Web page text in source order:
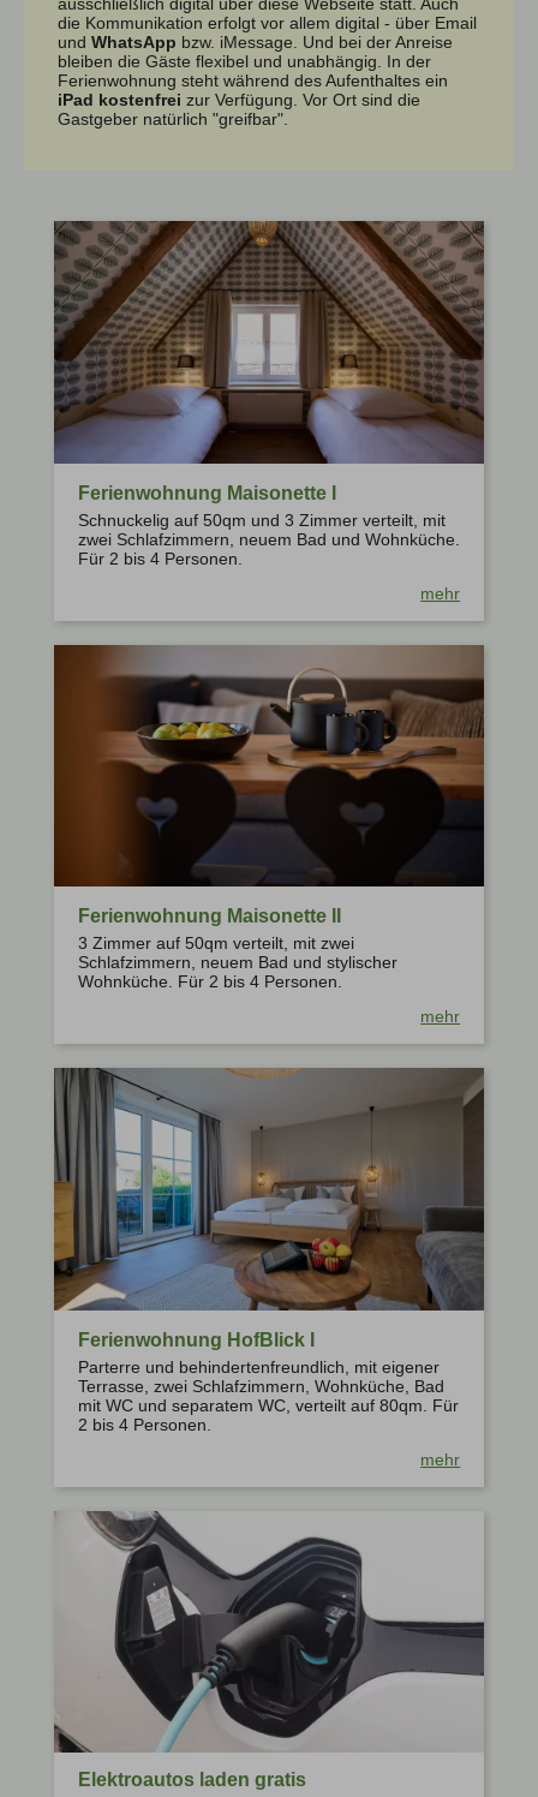
die Kommunikation erfolgt vor allem digital - über Email
und WhatsApp bzw. iMessage. Und bei der Anreise
bleiben die Gäste flexibel und unabhängig. In der
Ferienwohnung steht während des Aufenthaltes ein
iPad kostenfrei zur Verfügung. Vor Ort sind die
Gastgeber natürlich "greifbar".
Ferienwohnung Maisonette I
Schnuckelig auf 50qm und 3 Zimmer verteilt, mit
zwei Schlafzimmern, neuem Bad und Wohnküche.
Für 2 bis 4 Personen.
mehr
Ferienwohnung Maisonette II
3 Zimmer auf 50qm verteilt, mit zwei
Schlafzimmern, neuem Bad und stylischer
Wohnküche. Für 2 bis 4 Personen.
mehr
Ferienwohnung HofBlick I
Parterre und behindertenfreundlich, mit eigener
Terrasse, zwei Schlafzimmern, Wohnküche, Bad
mit WC und separatem WC, verteilt auf 80qm. Für
2 bis 4 Personen.
mehr
Elektroautos laden gratis